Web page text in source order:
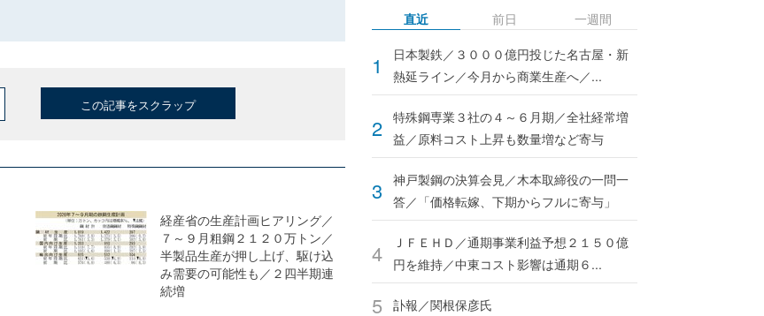
この記事をスクラップ
経産省の生産計画ヒアリング／
７～９月粗鋼２１２０万トン／
半製品生産が押し上げ、駆け込
み需要の可能性も／２四半期連
続増
直近
日本製鉄／３０００億円投じた名古屋・新
熱延ライン／今月から商業生産へ／...
特殊鋼専業３社の４～６月期／全社経常増
益／原料コスト上昇も数量増など寄与
神戸製鋼の決算会見／木本取締役の一問一
答／「価格転嫁、下期からフルに寄与」
ＪＦＥＨＤ／通期事業利益予想２１５０億
円を維持／中東コスト影響は通期６...
訃報／関根保彦氏
前日 一週間